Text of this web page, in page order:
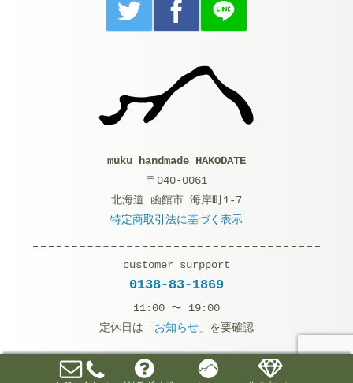
muku handmade HAKODATE
〒040-0061
北海道 函館市 海岸町1-7
特定商取引法に基づく表示
customer surpport
0138-83-1869
11:00 〜 19:00
定休日は「 お知らせ」を要確認